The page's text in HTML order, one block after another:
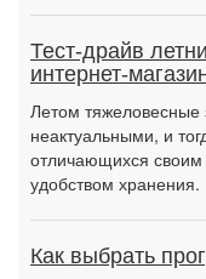
Тест-драйв
интернет-
Летом тяжеловесные
неактуальными, и
отличающихся
удобством хранения.
Как выбрать